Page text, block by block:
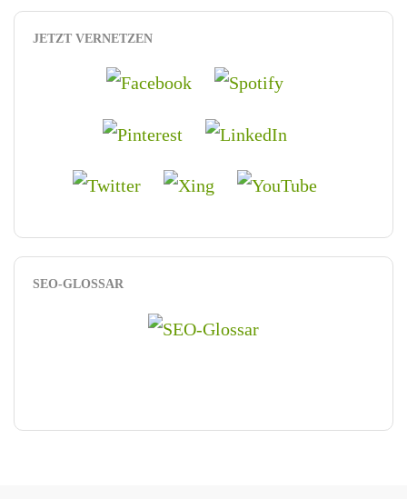
JETZT VERNETZEN
SEO-GLOSSAR